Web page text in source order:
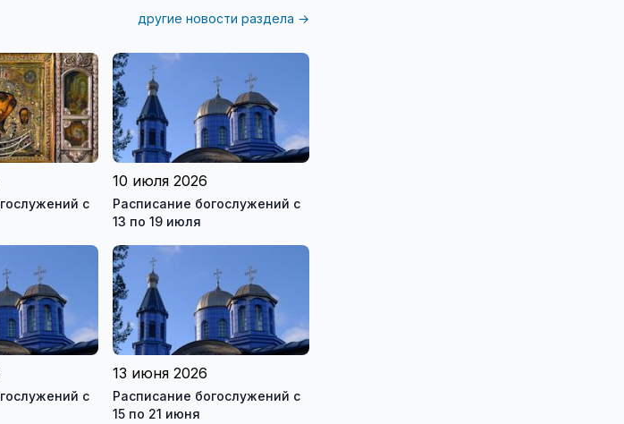
другие новости раздела →
с
10 июля 2026
Расписание богослужений с
13 по 19 июля
с
13 июня 2026
Расписание богослужений с
15 по 21 июня